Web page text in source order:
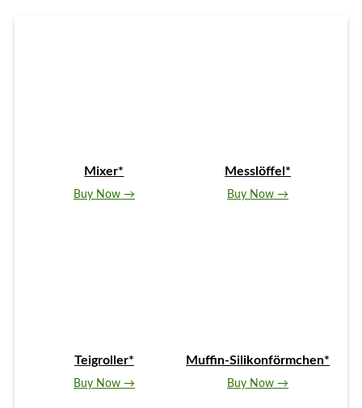
Mixer*
Buy Now →
Messlöffel*
Buy Now →
Teigroller*
Buy Now →
Muffin-Silikonförmchen*
Buy Now →